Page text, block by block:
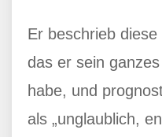
Er beschrieb
das er sein
habe, und
als „unglaublich,